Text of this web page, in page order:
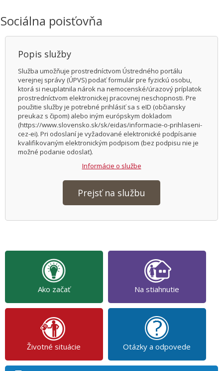
Sociálna poisťovňa
Popis služby
Služba umožňuje prostredníctvom Ústredného portálu
verejnej správy (ÚPVS) podať formulár pre fyzickú osobu,
ktorá si neuplatnila nárok na nemocenské/úrazový príplatok
prostredníctvom elektronickej pracovnej neschopnosti. Pre
použitie služby je potrebné prihlásiť sa s eID (občiansky
preukaz s čipom) alebo iným európskym dokladom
(https://www.slovensko.sk/sk/eidas/informacie-o-prihlaseni-
cez-ei). Pri odoslaní je vyžadované elektronické podpísanie
kvalifikovaným elektronickým podpisom (bez podpisu nie je
možné podanie odoslať).
Informácie o službe
Prejsť na službu
Ako začať Na stiahnutie
Životné situácie Otázky a odpovede